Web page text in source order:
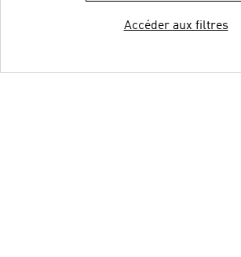
Accéder aux filtres